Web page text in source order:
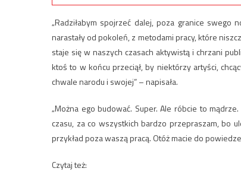
„Radziłabym spojrzeć dalej, poza granice
narastały od pokoleń, z metodami pracy, które
staje się w naszych czasach aktywistą i chrzani
ktoś to w końcu przeciął, by niektórzy artyści,
chwale narodu i swojej” – napisała.
„Można ego budować. Super. Ale róbcie to
czasu, za co wszystkich bardzo przepraszam, bo
przykład poza waszą pracą. Otóż macie do
Czytaj też: